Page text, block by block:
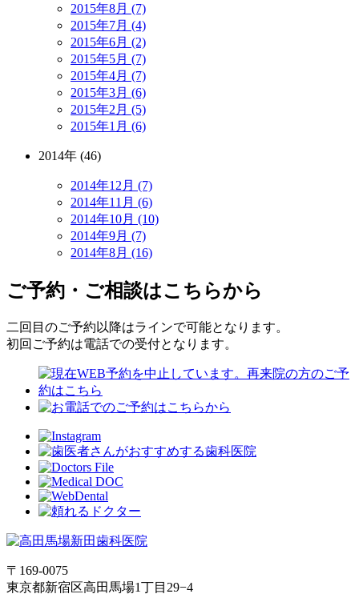
2015年8月 (7)
2015年7月 (4)
2015年6月 (2)
2015年5月 (7)
2015年4月 (7)
2015年3月 (6)
2015年2月 (5)
2015年1月 (6)
2014年 (46)
2014年12月 (7)
2014年11月 (6)
2014年10月 (10)
2014年9月 (7)
2014年8月 (16)
ご予約・ご相談はこちらから
二回目のご予約以降はラインで可能となります。
初回ご予約は電話での受付となります。
〒169-0075
東京都新宿区高田馬場1丁目29−4